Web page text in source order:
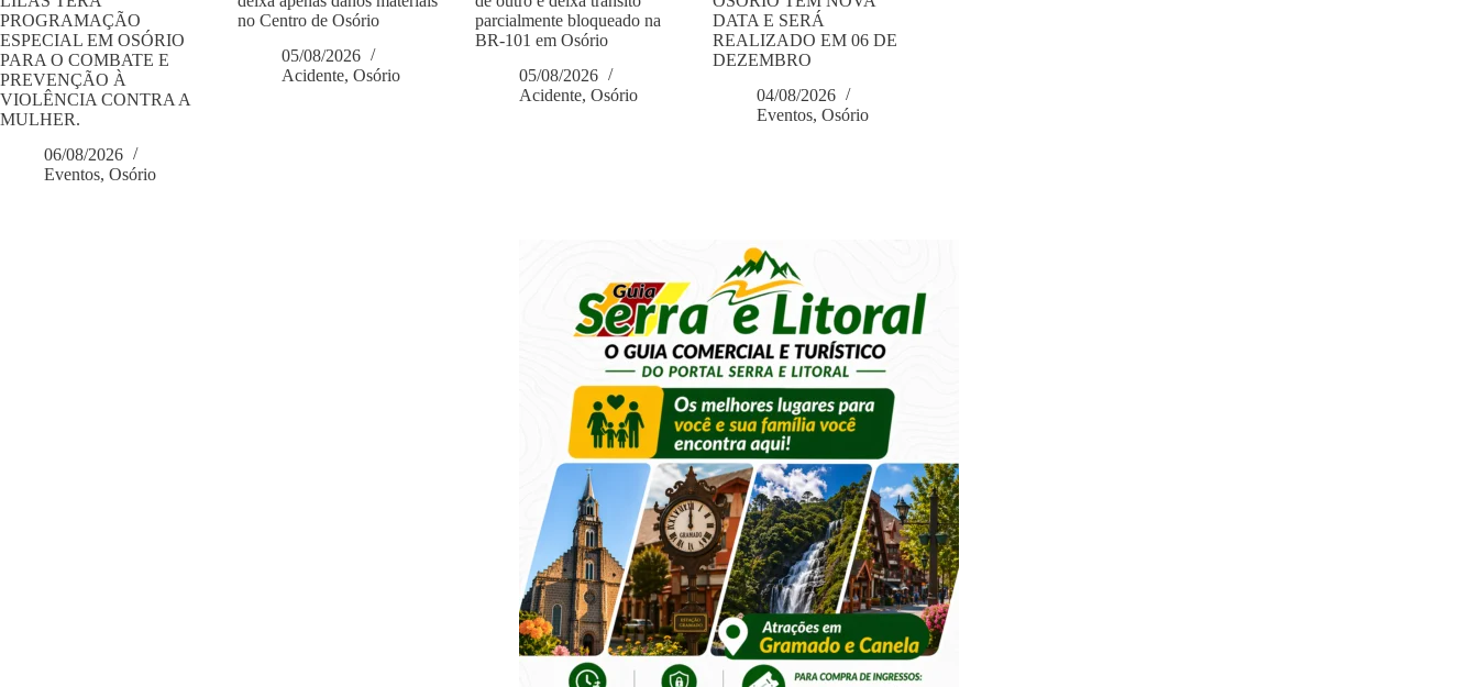
PROGRAMAÇÃO
ESPECIAL EM OSÓRIO
PARA O COMBATE E
PREVENÇÃO À
VIOLÊNCIA CONTRA A
MULHER.
06/08/2026
Eventos, Osório
no Centro de Osório
05/08/2026
Acidente,Osório
parcialmente bloqueado na
BR-101 em Osório
05/08/2026
Acidente,Osório
DATA E SERÁ
REALIZADO EM 06 DE
DEZEMBRO
04/08/2026
Eventos,Osório